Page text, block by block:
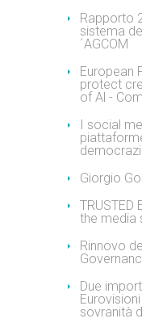
Rapporto
sistema
´AGCOM
European
protect
of Al -
I social
Giorgio
TRUSTED
the media
Rinnovo
Due
sovranità